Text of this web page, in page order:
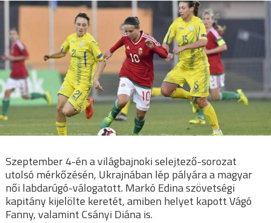
Szeptember 4-én a világbajnoki selejtező-sorozat
utolsó mérkőzésén, Ukrajnában lép pályára a magyar
női labdarúgó-válogatott. Markó Edina szövetségi
kapitány kijelölte keretét, amiben helyet kapott Vágó
Fanny, valamint Csányi Diána is.